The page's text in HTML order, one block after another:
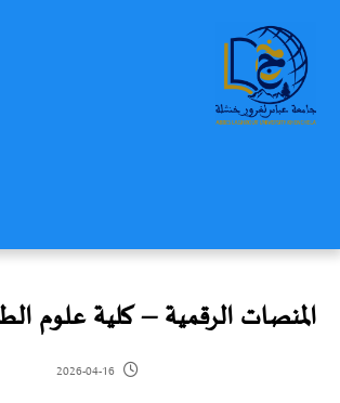
المنصات الرقمية – كلية علوم
2026-04-16